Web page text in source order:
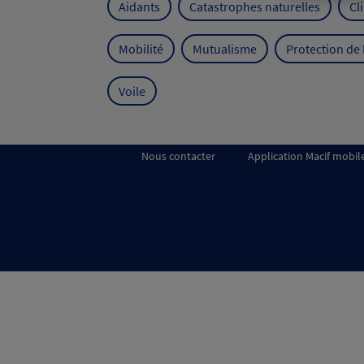
Aidants Catastrophes naturelles
Mobilité Mutualisme Protection
Voile
Nous contacter Application Macif